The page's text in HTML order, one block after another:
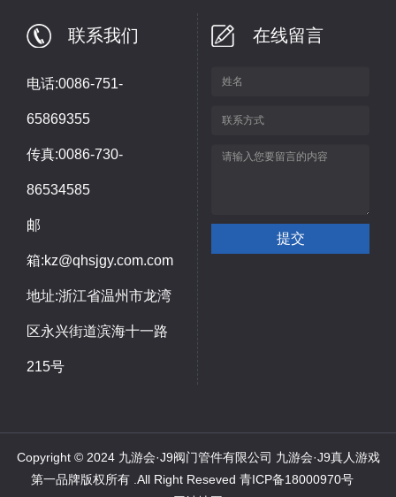
联系我们
电话:0086-751-
65869355
传真:0086-730-
86534585
邮
箱:kz@qhsjgy.com.com
地址:浙江省温州市龙湾
区永兴街道滨海十一路
215号
在线留言
Copyright © 2024 九游会·J9阀门管件有限公司 九游会·J9真人游戏
第一品牌版权所有 .All Right Reseved 青ICP备18000970号